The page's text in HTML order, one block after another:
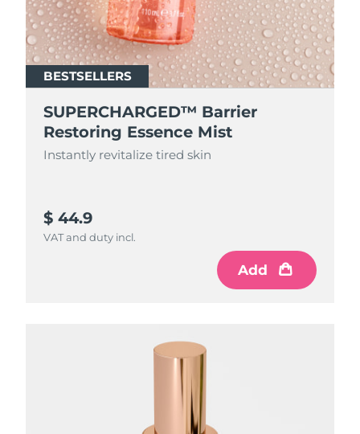
BESTSELLERS
SUPERCHARGED™ Barrier
Restoring Essence Mist
Instantly revitalize tired skin
$ 44.9
VAT and duty incl.
Add